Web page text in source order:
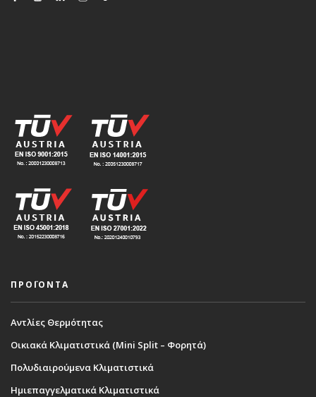
ΠΡΟΪΟΝΤΑ
Αντλίες Θερμότητας
Οικιακά Κλιματιστικά (Mini Split – Φορητά)
Πολυδιαιρούμενα Κλιματιστικά
Ημιεπαγγελματικά Κλιματιστικά